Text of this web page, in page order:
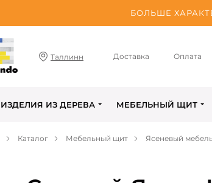
БОЛЬШЕ
Таллинн Доставка Оплата
ИЗ ДЕРЕВА МЕБЕЛЬНЫЙ ЩИТ
Каталог Мебельный щит Ясеневый